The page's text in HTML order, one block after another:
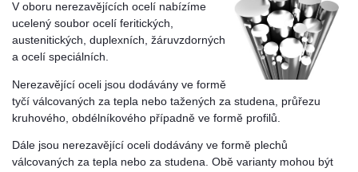
V oboru nerezavějících ocelí nabízíme
ucelený soubor ocelí feritických,
austenitických, duplexních, žáruvzdorných
a ocelí speciálních.
Nerezavějící oceli jsou dodávány ve formě
tyčí válcovaných za tepla nebo tažených za studena, průřezu
kruhového, obdélníkového případně ve formě profilů.
Dále jsou nerezavějící oceli dodávány ve formě plechů
válcovaných za tepla nebo za studena. Obě varianty mohou být